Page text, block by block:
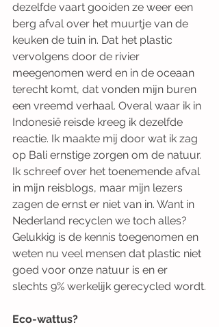
dezelfde vaart gooiden ze weer een
berg afval over het muurtje van de
keuken de tuin in. Dat het plastic
vervolgens door de rivier
meegenomen werd en in de oceaan
terecht komt, dat vonden mijn buren
een vreemd verhaal. Overal waar ik in
Indonesië reisde kreeg ik dezelfde
reactie. Ik maakte mij door wat ik zag
op Bali ernstige zorgen om de natuur.
Ik schreef over het toenemende afval
in mijn reisblogs, maar mijn lezers
zagen de ernst er niet van in. Want in
Nederland recyclen we toch alles?
Gelukkig is de kennis toegenomen en
weten nu veel mensen dat plastic niet
goed voor onze natuur is en er
slechts 9% werkelijk gerecycled wordt.
Eco-wattus?